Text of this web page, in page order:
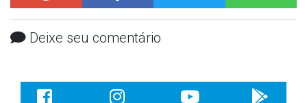
Deixe seu comentário